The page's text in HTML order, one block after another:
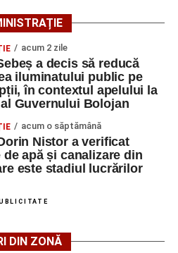
Alba include, pe lângă
din Săsciori, și datele de
precum numere de telefon și
ca persoanele interesate să
condițiile de angajare,
lista completă a locurilor de
Săsciori la data de 4
și datele de contact ale
LMV
TELEFON/E-
acum 2 zile
a decis să reducă
iluminatului public pe
în contextul apelului la
Guvernului Bolojan
acum o săptămână
Nistor a verificat
de apă și canalizare din
este stadiul lucrărilor
DIN ZONĂ